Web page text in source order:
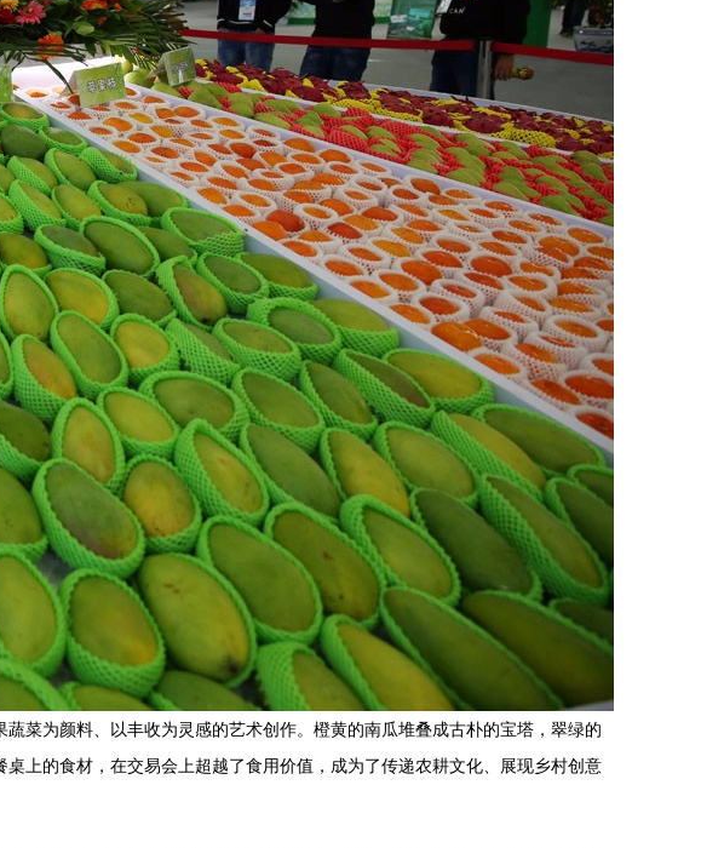
菜为颜料、以丰收为灵感的艺术创作。橙黄的南瓜堆叠成古朴的宝塔，翠绿的
上的食材，在交易会上超越了食用价值，成为了传递农耕文化、展现乡村创意